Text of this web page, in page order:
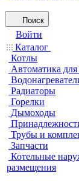
Поиск
Войти
Каталог
Котлы
Автоматика для
Радиаторы
Горелки
Дымоходы
Трубы и
Запчасти
Котельные
размещения